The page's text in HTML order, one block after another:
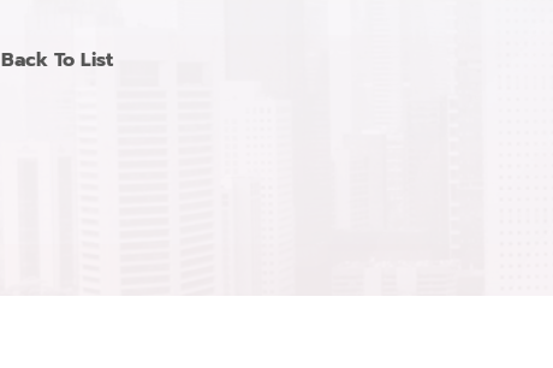
Back To List